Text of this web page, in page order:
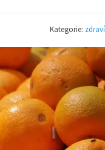
Kategorie: zdraví